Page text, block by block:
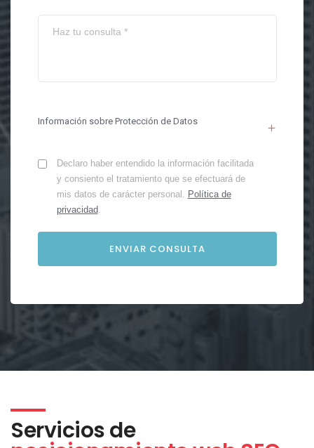
Información sobre Protección de Datos
Declaro haber entendido la información facilitada
y consiento el tratamiento que se efectuará de
mis datos de carácter personal. Política de
privacidad.
Servicios de